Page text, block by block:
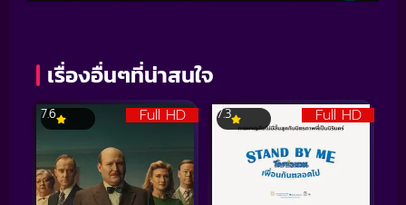
เรื่องอื่นๆที่น่าสนใจ
Full HD
7.6 Full HD
7.3